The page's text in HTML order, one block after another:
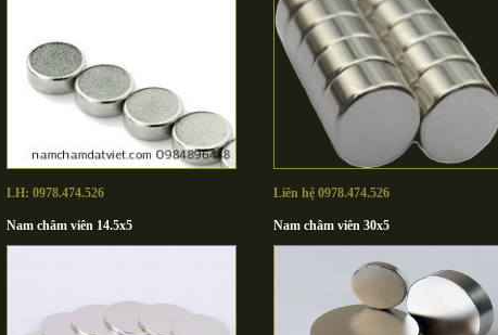
LH: 0978.474.526 Liên hệ 0978.474.526
Nam châm viên 14.5x5 Nam châm viên 30x5